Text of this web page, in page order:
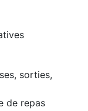
sorties,
de repas